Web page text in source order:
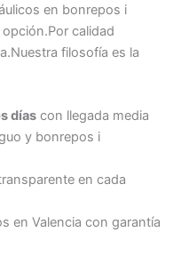
en bonrepos i
calidad
filosofía es la
díascon llegada media
y bonrepos i
en cada
en Valencia con garantía